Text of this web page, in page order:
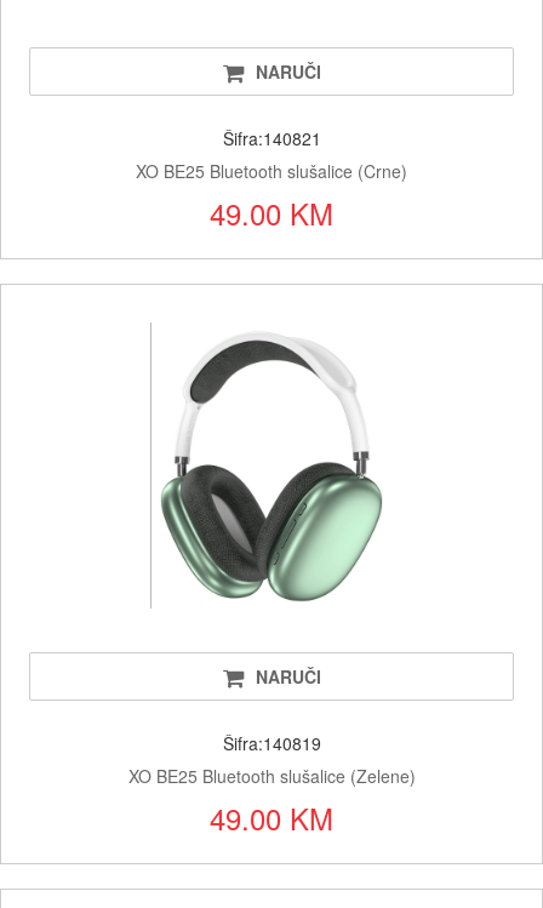
NARUČI
Šifra:140821
XO BE25 Bluetooth slušalice (Crne)
49.00 KM
NARUČI
Šifra:140819
XO BE25 Bluetooth slušalice (Zelene)
49.00 KM